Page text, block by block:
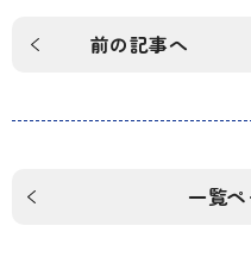
前の記事へ
一覧